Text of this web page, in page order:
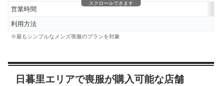
営業時間
利用方法
スクロールできます
※最もシンプルなメンズ喪服のプランを対象
日暮里エリアで喪服が購入可能な店舗